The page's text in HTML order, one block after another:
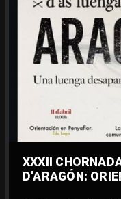
XXXII
D'ARAGÓN: